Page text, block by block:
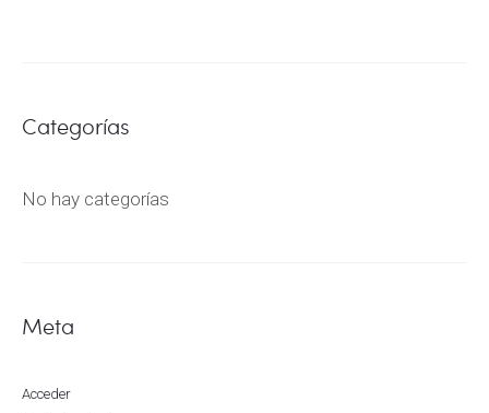
Categorías
No hay categorías
Meta
Acceder